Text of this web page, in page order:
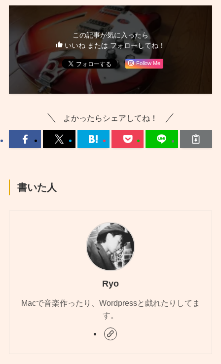
この記事が気に入ったら
いいね または フォローしてね！
Follow Me
よかったらシェアしてね！
書いた人
Ryo
Macで音楽作ったり、Wordpressと戯れたりしてま
す。